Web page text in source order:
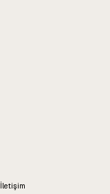
İletişim